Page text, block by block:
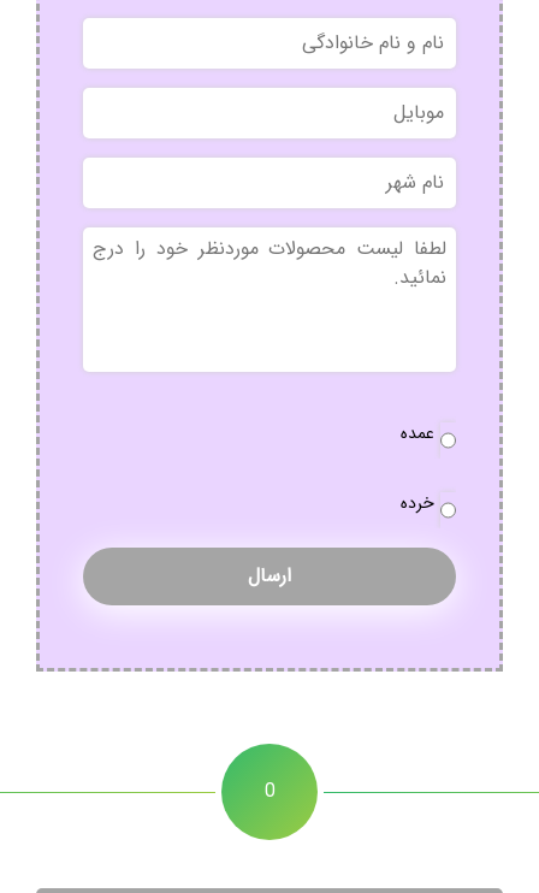
نام
و
نام
خانوادگی
موبایل
نام
شهر
بدون
عنوان
سفارش
عمده
خرده
0